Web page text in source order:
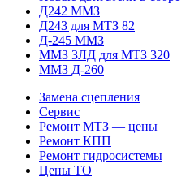
Д242 ММЗ
Д243 для МТЗ 82
Д-245 ММЗ
ММЗ 3ЛД для МТЗ 320
ММЗ Д-260
Замена сцепления
Сервис
Ремонт МТЗ — цены
Ремонт КПП
Ремонт гидросистемы
Цены ТО